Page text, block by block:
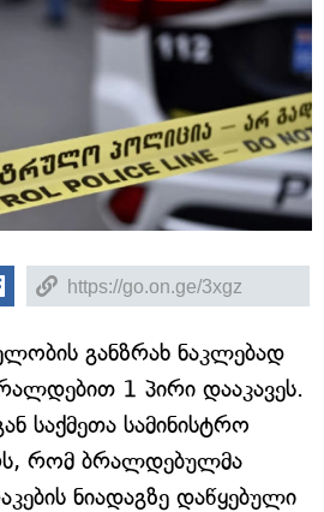
განზრახ ნაკლებად
1 პირი დააკავეს.
საქმეთა სამინისტრო
რომ ბრალდებულმა
ნიადაგზე დაწყებული